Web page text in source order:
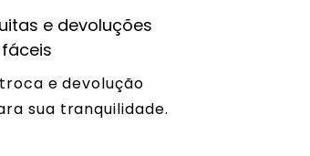
e devoluções
fáceis
e devolução
sua tranquilidade.